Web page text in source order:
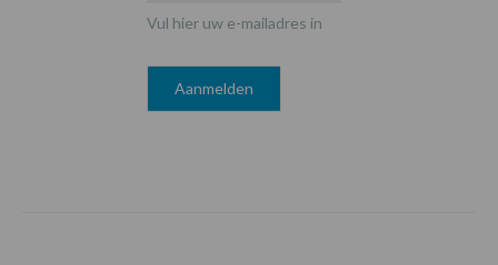
Vul hier uw e-mailadres in